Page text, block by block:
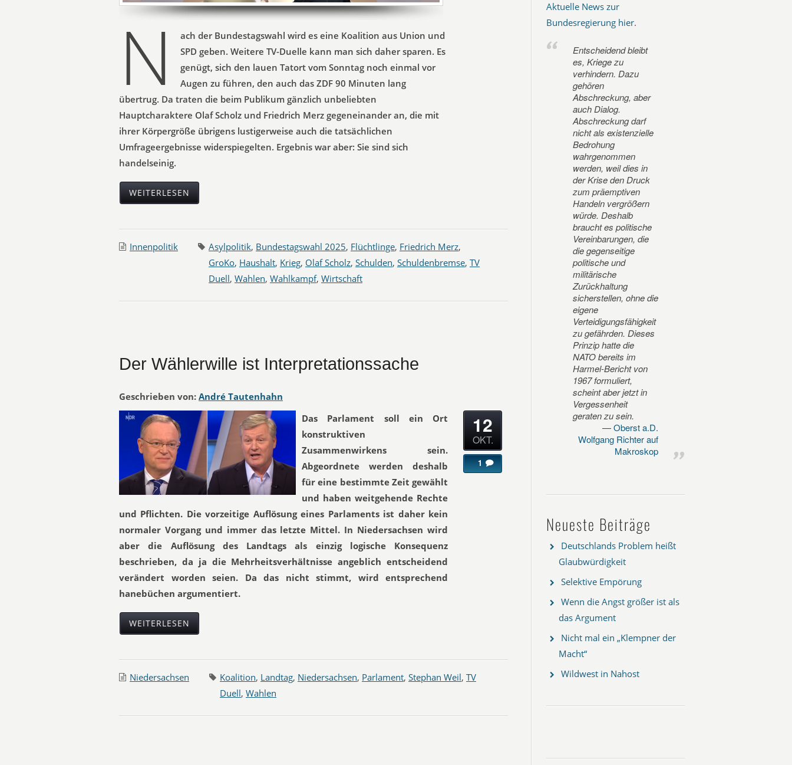
N
ach der Bundestagswahl wird es eine Koalition aus Union und
SPD geben. Weitere TV-Duelle kann man sich daher sparen. Es
genügt, sich den lauen Tatort vom Sonntag noch einmal vor
Augen zu führen, den auch das ZDF 90 Minuten lang
übertrug. Da traten die beim Publikum gänzlich unbeliebten
Hauptcharaktere Olaf Scholz und Friedrich Merz gegeneinander an, die mit
ihrer Körpergröße übrigens lustigerweise auch die tatsächlichen
Umfrageergebnisse widerspiegelten. Ergebnis war aber: Sie sind sich
handelseinig.
WEITERLESEN
Innenpolitik Asylpolitik, Bundestagswahl 2025, Flüchtlinge, Friedrich Merz,
GroKo, Haushalt, Krieg, Olaf Scholz, Schulden, Schuldenbremse, TV
Duell, Wahlen, Wahlkampf, Wirtschaft
Der Wählerwille ist Interpretationssache
Geschrieben von: André Tautenhahn
Das Parlament soll ein Ort
konstruktiven
Zusammenwirkens sein.
Abgeordnete werden deshalb
für eine bestimmte Zeit gewählt
und haben weitgehende Rechte
und Pflichten. Die vorzeitige Auflösung eines Parlaments ist daher kein
normaler Vorgang und immer das letzte Mittel. In Niedersachsen wird
aber die Auflösung des Landtags als einzig logische Konsequenz
beschrieben, da ja die Mehrheitsverhältnisse angeblich entscheidend
verändert worden seien. Da das nicht stimmt, wird entsprechend
hanebüchen argumentiert.
WEITERLESEN
12
OKT.
1
Niedersachsen Koalition, Landtag, Niedersachsen, Parlament, Stephan Weil, TV
Duell, Wahlen
Aktuelle News zur
Bundesregierung hier.
Entscheidend bleibt
es, Kriege zu
verhindern. Dazu
gehören
Abschreckung, aber
auch Dialog.
Abschreckung darf
nicht als existenzielle
Bedrohung
wahrgenommen
werden, weil dies in
der Krise den Druck
zum präemptiven
Handeln vergrößern
würde. Deshalb
braucht es politische
Vereinbarungen, die
die gegenseitige
politische und
militärische
Zurückhaltung
sicherstellen, ohne die
eigene
Verteidigungsfähigkeit
zu gefährden. Dieses
Prinzip hatte die
NATO bereits im
Harmel-Bericht von
1967 formuliert,
scheint aber jetzt in
Vergessenheit
geraten zu sein.
Oberst a.D.
Wolfgang Richter auf
Makroskop
Neueste Beiträge
Deutschlands Problem heißt
Glaubwürdigkeit
Selektive Empörung
Wenn die Angst größer ist als
das Argument
Nicht mal ein „Klempner der
Macht“
Wildwest in Nahost